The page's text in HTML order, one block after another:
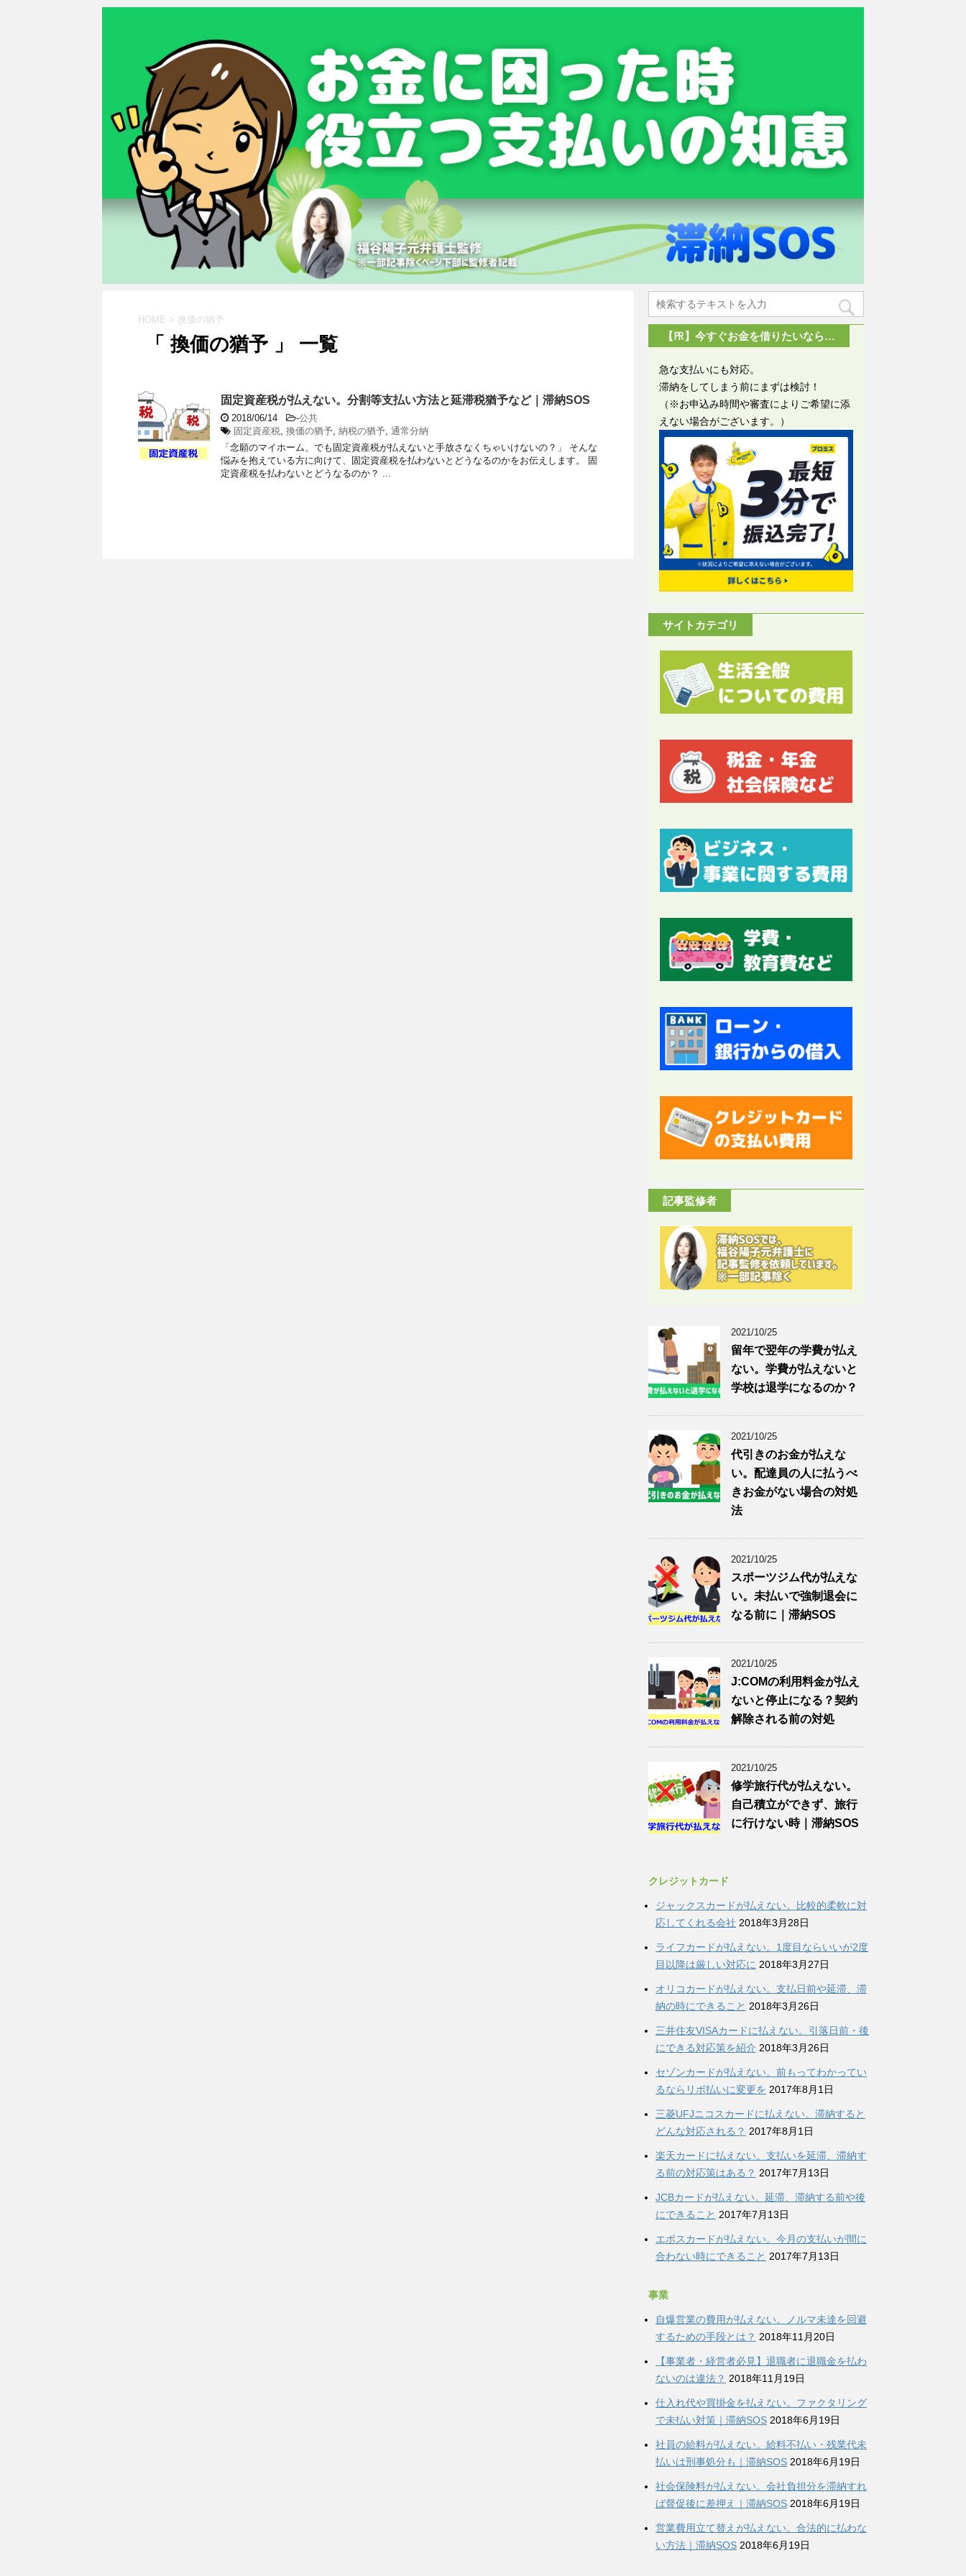
HOME > 換価の猶予
「 換価の猶予 」 一覧
固定資産税が払えない。分割等支払い方法と延滞税猶予など｜滞納SOS
2018/06/14 -公共
固定資産税, 換価の猶予, 納税の猶予, 通常分納
「念願のマイホーム、でも固定資産税が払えないと手放さなくちゃいけないの？」 そんな
悩みを抱えている方に向けて、固定資産税を払わないとどうなるのかをお伝えします。 固
定資産税を払わないとどうなるのか？ ...
【㏚】今すぐお金を借りたいなら…
急な支払いにも対応。
滞納をしてしまう前にまずは検討！
（※お申込み時間や審査によりご希望に添
えない場合がございます。）
サイトカテゴリ
記事監修者
2021/10/25
留年で翌年の学費が払え
ない。学費が払えないと
学校は退学になるのか？
2021/10/25
代引きのお金が払えな
い。配達員の人に払うべ
きお金がない場合の対処
法
2021/10/25
スポーツジム代が払えな
い。未払いで強制退会に
なる前に｜滞納SOS
2021/10/25
J:COMの利用料金が払え
ないと停止になる？契約
解除される前の対処
2021/10/25
修学旅行代が払えない。
自己積立ができず、旅行
に行けない時｜滞納SOS
クレジットカード
ジャックスカードが払えない。比較的柔軟に対
応してくれる会社 2018年3月28日
ライフカードが払えない。1度目ならいいが2度
目以降は厳しい対応に 2018年3月27日
オリコカードが払えない。支払日前や延滞、滞
納の時にできること 2018年3月26日
三井住友VISAカードに払えない。引落日前・後
にできる対応策を紹介 2018年3月26日
セゾンカードが払えない。前もってわかってい
るならリボ払いに変更を 2017年8月1日
三菱UFJニコスカードに払えない。滞納すると
どんな対応される？ 2017年8月1日
楽天カードに払えない。支払いを延滞、滞納す
る前の対応策はある？ 2017年7月13日
JCBカードが払えない。延滞、滞納する前や後
にできること 2017年7月13日
エポスカードが払えない。今月の支払いが間に
合わない時にできること 2017年7月13日
事業
自爆営業の費用が払えない。ノルマ未達を回避
するための手段とは？ 2018年11月20日
【事業者・経営者必見】退職者に退職金を払わ
ないのは違法？ 2018年11月19日
仕入れ代や買掛金を払えない。ファクタリング
で未払い対策｜滞納SOS 2018年6月19日
社員の給料が払えない。給料不払い・残業代未
払いは刑事処分も｜滞納SOS 2018年6月19日
社会保険料が払えない。会社負担分を滞納すれ
ば督促後に差押え｜滞納SOS 2018年6月19日
営業費用立て替えが払えない。合法的に払わな
い方法｜滞納SOS 2018年6月19日